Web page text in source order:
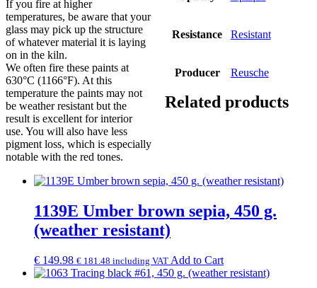
If you fire at higher
temperatures, be aware that your
glass may pick up the structure
of whatever material it is laying
on in the kiln.
We often fire these paints at
630°C (1166°F). At this
temperature the paints may not
be weather resistant but the
result is excellent for interior
use. You will also have less
pigment loss, which is especially
notable with the red tones.
Resistance Resistant
Producer Reusche
Related products
1139E Umber brown sepia, 450 g.
(weather resistant)
€ 149.98 € 181.48 including VAT Add to Cart